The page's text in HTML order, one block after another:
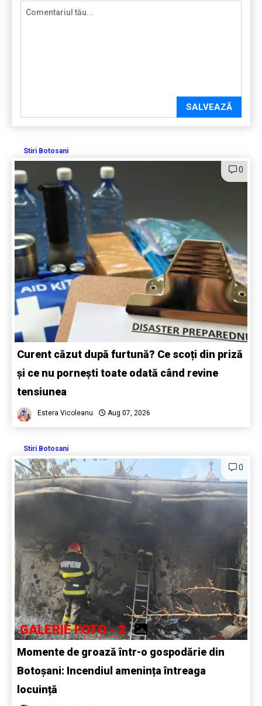
SALVEAZĂ
Stiri Botosani
0
Curent căzut după furtună? Ce scoți din priză
și ce nu pornești toate odată când revine
tensiunea
Estera Vicoleanu Aug 07, 2026
Stiri Botosani
0
GALERIE FOTO - 2
Momente de groază într-o gospodărie din
Botoșani: Incendiul amenința întreaga
locuință